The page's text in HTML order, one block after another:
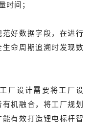
时间；
好数据字段，在进行
命周期追溯时发现数
厂设计需要将工厂设
机融合，将工厂规划
有效打造锂电标杆智